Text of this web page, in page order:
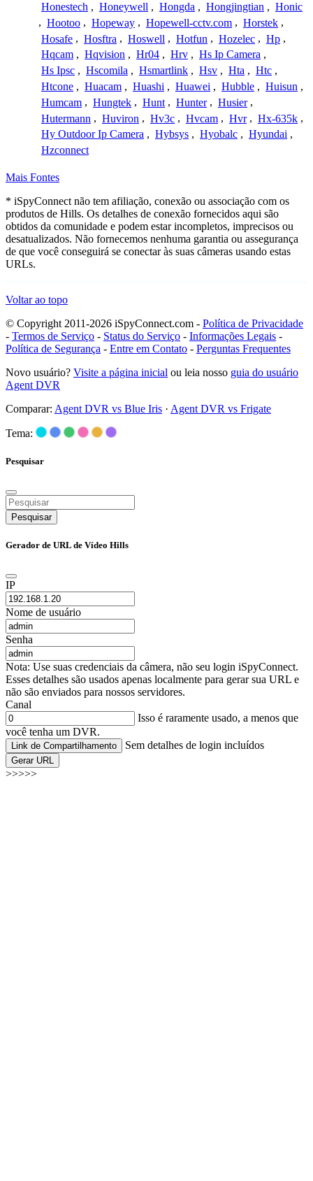
Honestech , Honeywell , Hongda , Hongjingtian , Honic
, Hootoo , Hopeway , Hopewell-cctv.com , Horstek ,
Hosafe , Hosftra , Hoswell , Hotfun , Hozelec , Hp ,
Hqcam , Hqvision , Hr04 , Hrv , Hs Ip Camera ,
Hs Ipsc , Hscomila , Hsmartlink , Hsv , Hta , Htc ,
Htcone , Huacam , Huashi , Huawei , Hubble , Huisun ,
Humcam , Hungtek , Hunt , Hunter , Husier ,
Hutermann , Huviron , Hv3c , Hvcam , Hvr , Hx-635k ,
Hy Outdoor Ip Camera , Hybsys , Hyobalc , Hyundai ,
Hzconnect
Mais Fontes
* iSpyConnect não tem afiliação, conexão ou associação com os
produtos de Hills. Os detalhes de conexão fornecidos aqui são
obtidos da comunidade e podem estar incompletos, imprecisos ou
desatualizados. Não fornecemos nenhuma garantia ou assegurança
de que você conseguirá se conectar às suas câmeras usando estas
URLs.
Voltar ao topo
© Copyright 2011-2026 iSpyConnect.com - Política de Privacidade
- Termos de Serviço - Status do Serviço - Informações Legais -
Política de Segurança - Entre em Contato - Perguntas Frequentes
Novo usuário? Visite a página inicial ou leia nosso guia do usuário
Agent DVR
Comparar: Agent DVR vs Blue Iris · Agent DVR vs Frigate
Tema:
Pesquisar
Pesquisar
Gerador de URL de Vídeo Hills
IP
Nome de usuário
Senha
Nota: Use suas credenciais da câmera, não seu login iSpyConnect.
Esses detalhes são usados apenas localmente para gerar sua URL e
não são enviados para nossos servidores.
Canal
Isso é raramente usado, a menos que
você tenha um DVR.
Link de Compartilhamento Sem detalhes de login incluídos
Gerar URL
>>>>>